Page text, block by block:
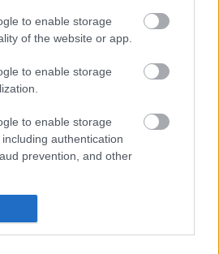
to enable storage
of the website or app.
to enable storage
to enable storage
authentication
prevention, and other
és így Foltin visszatérhet...
elmenni. Bár a Mol
a magyar döntőben még
bele ebbe a csapatba a Foki.
aki ilyen gerinctelen módon
ő tavaly az nem is kell
a a borsos atillát hozzák